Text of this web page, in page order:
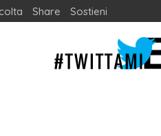
Share Sostieni